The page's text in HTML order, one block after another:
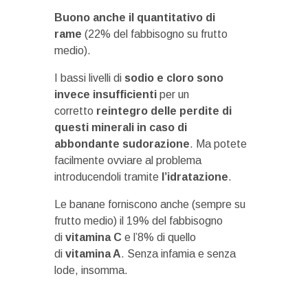
Buono anche il quantitativo di
rame (22% del fabbisogno su frutto
medio).
I bassi livelli di sodio e cloro sono
invece insufficienti per un
corretto reintegro delle perdite di
questi minerali in caso di
abbondante sudorazione. Ma potete
facilmente ovviare al problema
introducendoli tramite l’idratazione.
Le banane forniscono anche (sempre su
frutto medio) il 19% del fabbisogno
di vitamina C e l’8% di quello
di vitamina A. Senza infamia e senza
lode, insomma.